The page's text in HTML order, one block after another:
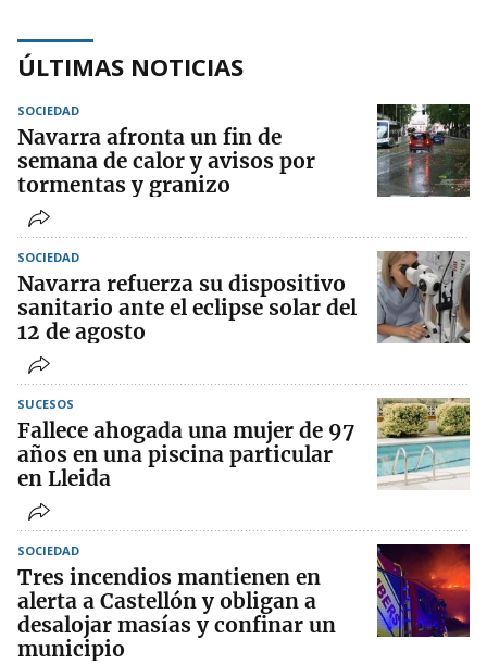
ÚLTIMAS NOTICIAS
SOCIEDAD
Navarra afronta un fin de
semana de calor y avisos por
tormentas y granizo
SOCIEDAD
Navarra refuerza su dispositivo
sanitario ante el eclipse solar del
12 de agosto
SUCESOS
Fallece ahogada una mujer de 97
años en una piscina particular
en Lleida
SOCIEDAD
Tres incendios mantienen en
alerta a Castellón y obligan a
desalojar masías y confinar un
municipio